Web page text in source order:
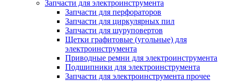
Запчасти для электроинструмента
Запчасти для перфораторов
Запчасти для циркулярных пил
Запчасти для шуруповертов
Щетки графитовые (угольные) для
электроинструмента
Приводные ремни для электроинструмента
Подшипники для электроинструмента
Запчасти для электроинструмента прочее